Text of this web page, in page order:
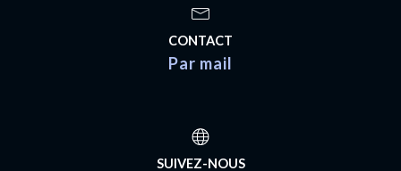
CONTACT
Par mail
SUIVEZ-NOUS